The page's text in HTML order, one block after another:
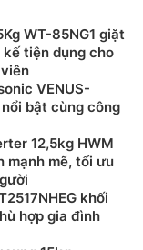
WT-85NG1 giặt
tiện dụng cho
VENUS-
bật cùng công
12,5kg HWM
mạnh mẽ, tối ưu
khối
hợp gia đình